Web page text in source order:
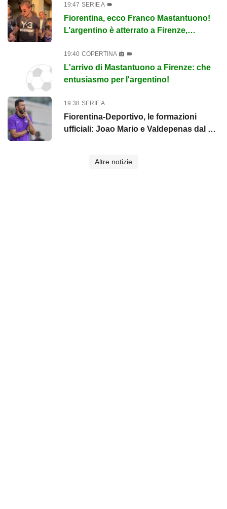
19:47 SERIE A
Fiorentina, ecco Franco Mastantuono!
L’argentino è atterrato a Firenze,
19:40 COPERTINA
L'arrivo di Mastantuono a Firenze: che
entusiasmo per l'argentino!
19:38 SERIE A
Fiorentina-Deportivo, le formazioni
ufficiali: Joao Mario e Valdepenas dal 1',
Altre notizie